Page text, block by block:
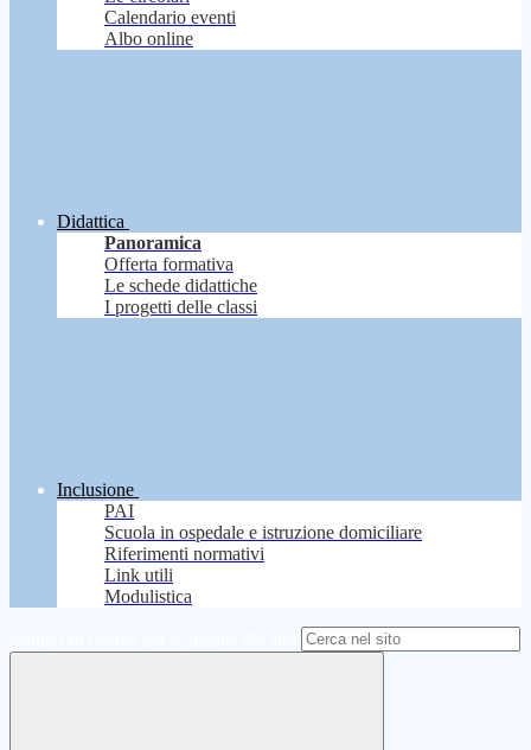
Calendario eventi
Albo online
Didattica
Panoramica
Offerta formativa
Le schede didattiche
I progetti delle classi
Inclusione
PAI
Scuola in ospedale e istruzione domiciliare
Riferimenti normativi
Link utili
Modulistica